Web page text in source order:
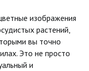
изображения
растений,
вы точно
Это не просто
и